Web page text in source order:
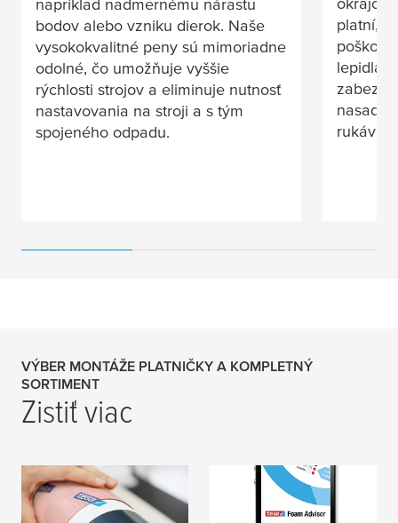
napríklad nadmernému nárastu
bodov alebo vzniku dierok. Naše
vysokokvalitné peny sú mimoriadne
odolné, čo umožňuje vyššie
rýchlosti strojov a eliminuje nutnosť
nastavovania na stroji a s tým
spojeného odpadu.
platní, a
lepidlá
rukáva
VÝBER MONTÁŽE PLATNIČKY A KOMPLETNÝ
SORTIMENT
Zistiť viac
Pásky na upevnenie
štočku
Poradca pre peny